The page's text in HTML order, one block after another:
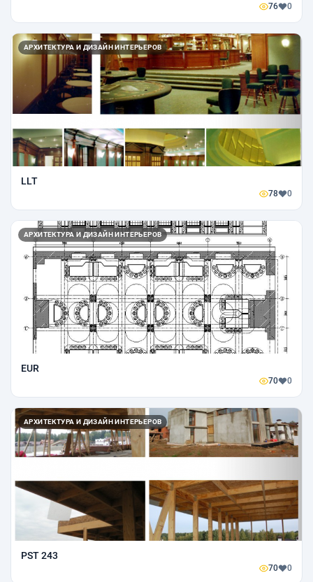
76 0
АРХИТЕКТУРА И ДИЗАЙН ИНТЕРЬЕРОВ
LLT
78 0
АРХИТЕКТУРА И ДИЗАЙН ИНТЕРЬЕРОВ
EUR
70 0
АРХИТЕКТУРА И ДИЗАЙН ИНТЕРЬЕРОВ
PST 243
70 0